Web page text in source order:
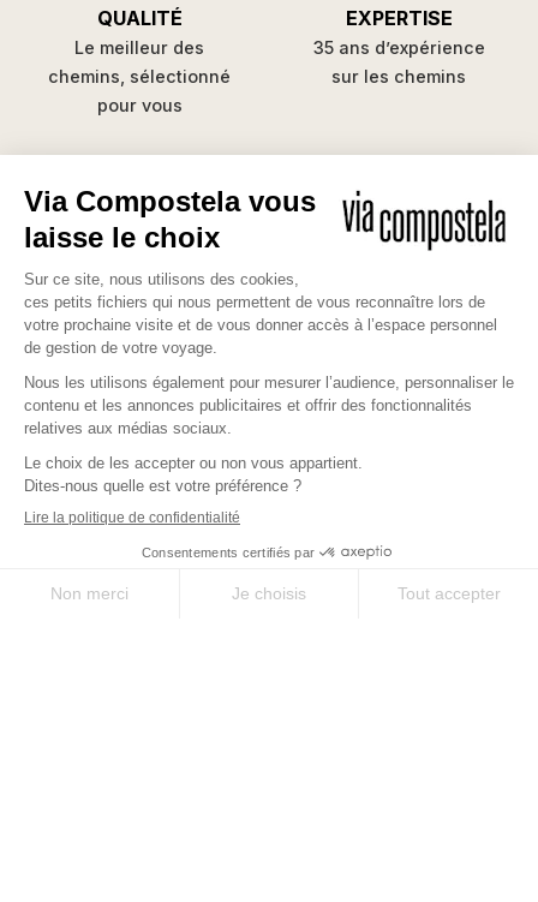
QUALITÉ
Le meilleur des
chemins, sélectionné
pour vous
EXPERTISE
35 ans d’expérience
sur les chemins
Via-compostela.com est une marque déposée par Chamina Sylva SAS pour
vous offrir le meilleur des chemins millénaires en France, en Europe et dans
le monde.
QUI SOMMES-NOUS ?